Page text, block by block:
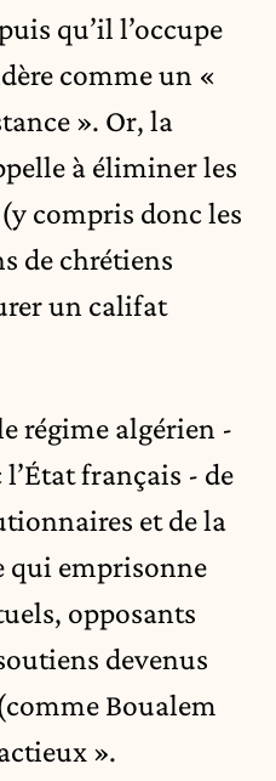
qu’il l’occupe
comme un «
». Or, la
à éliminer les
compris donc les
de chrétiens
un califat
régime algérien -
français - de
et de la
qui emprisonne
opposants
devenus
Boualem
».